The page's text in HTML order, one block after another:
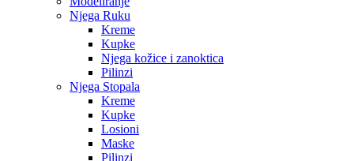
Njega Ruku
Kreme
Kupke
Njega kožice i zanoktica
Pilinzi
Njega Stopala
Kreme
Kupke
Losioni
Maske
Pilinzi